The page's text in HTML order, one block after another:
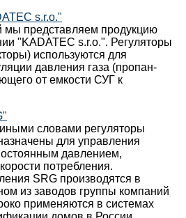
s.r.o."
мы представляем продукцию
"KADATEC s.r.o.". Регуляторы
используются для
давления газа (пропан-
от емкости СУГ к
словами регуляторы
для управления
давлением,
потребления.
SRG производятся в
из заводов группы компаний
применяются в системах